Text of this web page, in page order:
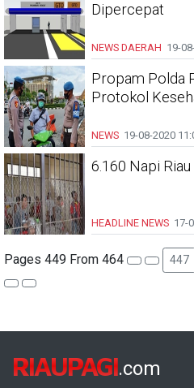
Dipercepat
NEWS DAERAH 19-
Propam Polda
Protokol
NEWS 19-08-2020
6.160 Napi
HEADLINE NEWS 17-
Pages 449 From 464 447
RIAUPAGI.com